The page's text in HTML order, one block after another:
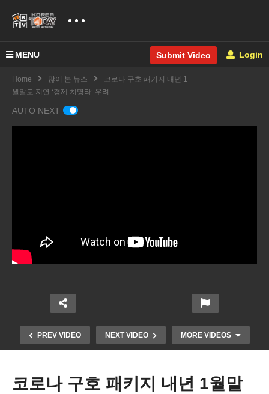
MENU Submit Video Login
Home 많이 본 뉴스
코로나 구호 패키지 내년 1
월말로 지연 ‘경제 치명타’ 우려
AUTO NEXT
PREV VIDEO NEXT VIDEO MORE VIDEOS
코로나 구호 패키지 내년 1월말